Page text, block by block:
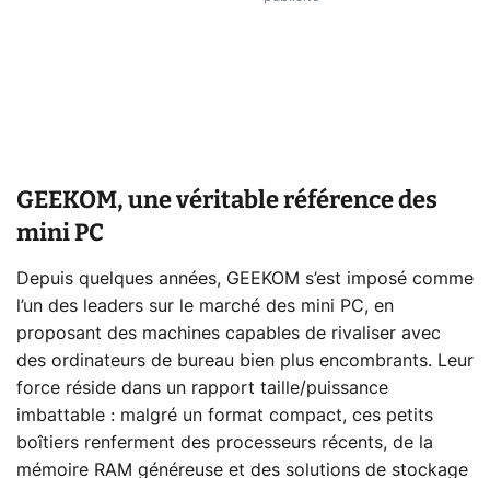
GEEKOM, une véritable référence des
mini PC
Depuis quelques années, GEEKOM s’est imposé comme
l’un des leaders sur le marché des mini PC, en
proposant des machines capables de rivaliser avec
des ordinateurs de bureau bien plus encombrants. Leur
force réside dans un rapport taille/puissance
imbattable : malgré un format compact, ces petits
boîtiers renferment des processeurs récents, de la
mémoire RAM généreuse et des solutions de stockage